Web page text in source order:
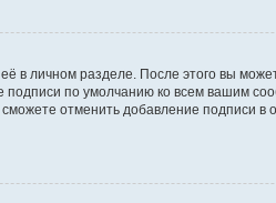
в личном разделе. После этого вы
по умолчанию ко всем вашим
отменить добавление подписи